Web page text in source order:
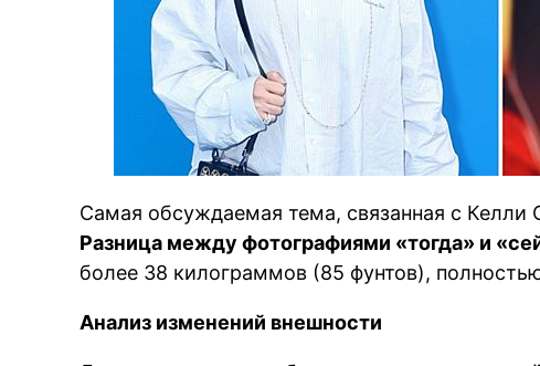
Самая обсуждаемая тема, связанная с
Разница между фотографиями «тогда» и
более 38 килограммов (85 фунтов),
Анализ изменений внешности